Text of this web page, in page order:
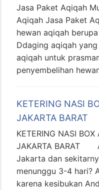
Jasa Paket Aqiqah
Aqiqah Jasa Paket
hewan aqiqah
Ddaging aqiqah
aqiqah untuk
penyembelihan
KETERING NASI
JAKARTA BARAT
KETERING NASI
JAKARTA BARAT
Jakarta dan
menunggu 3-4 hari?
karena kesibukan